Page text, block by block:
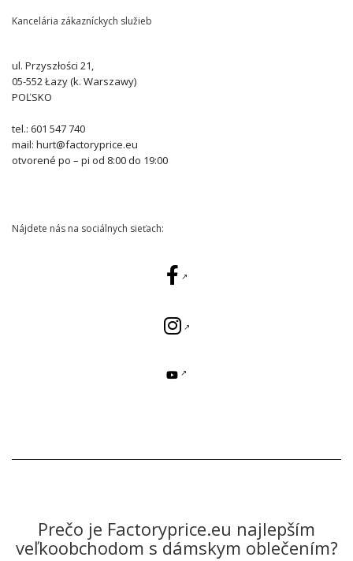
Kancelária zákazníckych služieb
ul. Przyszłości 21,
05-552 Łazy (k. Warszawy)
POĽSKO
tel.: 601 547 740
mail: hurt@factoryprice.eu
otvorené po – pi od 8:00 do 19:00
Nájdete nás na sociálnych sieťach:
Prečo je Factoryprice.eu najlepším
veľkoobchodom s dámskym oblečením?